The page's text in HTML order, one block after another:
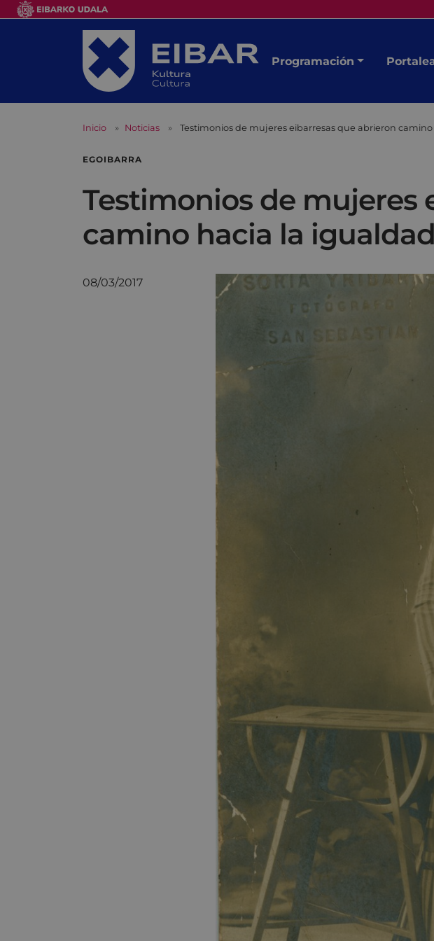
Programación
Inicio Noticias Testimonios de mujeres eibarresas que abrieron
EGOIBARRA
Testimonios de mujeres
camino hacia la
08/03/2017